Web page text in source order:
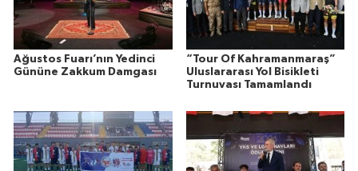
Ağustos Fuarı’nın Yedinci
Gününe Zakkum Damgası
“Tour Of Kahramanmaraş”
Uluslararası Yol Bisikleti
Turnuvası Tamamlandı